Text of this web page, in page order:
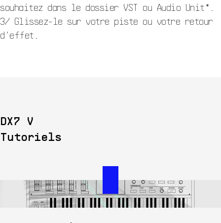
souhaitez dans le dossier VST ou Audio Unit*.
3/ Glissez-le sur votre piste ou votre retour
d’effet.
DX7 V
Tutoriels